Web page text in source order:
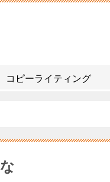
コピーライティング